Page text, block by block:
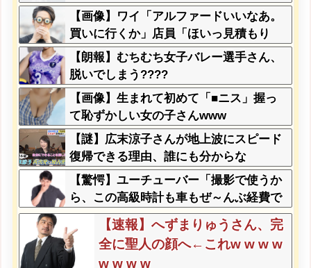
してあげるよな？？？？？？？
【画像】ワイ「アルファードいいなあ。
買いに行くか」店員「ほいっ見積もり
な！」ワイ「金額おかしくね？」←お前
らもそう思うよな？？？？？
【朗報】むちむち女子バレー選手さん、
脱いでしまう????
【画像】生まれて初めて「■ニス」握っ
て恥ずかしい女の子さんwww
【謎】広末涼子さんが地上波にスピード
復帰できる理由、誰にも分からな
い・・・
【驚愕】ユーチューバー「撮影で使うか
ら、この高級時計も車もぜ～んぶ経費で
タダ！ｗ」←まさかコレ本気にしてる奴
なんておらんよな？よな？w w w w w w
w w w w w
【速報】へずまりゅうさん、完
全に聖人の顔へ←これw w w w
w w w w